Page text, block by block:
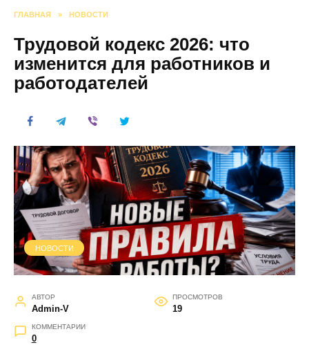
ГЛАВНАЯ » НОВОСТИ
Трудовой кодекс 2026: что
изменится для работников и
работодателей
НОВОСТИ
АВТОР
Admin-V
ПРОСМОТРОВ
19
КОММЕНТАРИИ
0